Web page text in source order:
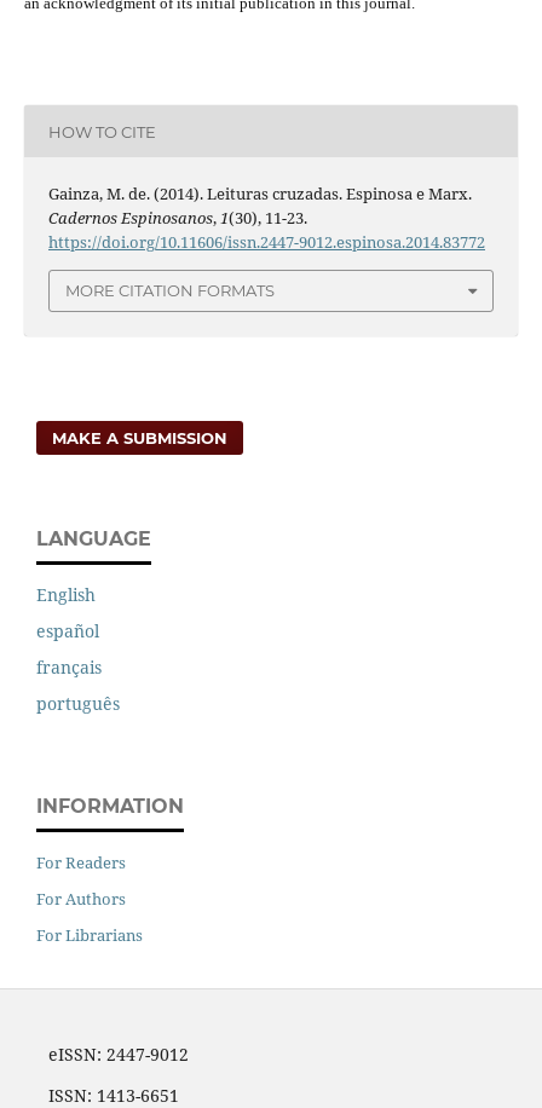
HOW TO CITE
Gainza, M. de. (2014). Leituras cruzadas. Espinosa e Marx.
Cadernos Espinosanos,1(30), 11-23.
https://doi.org/10.11606/issn.2447-9012.espinosa.2014.83772
MORE CITATION FORMATS
MAKE A SUBMISSION
LANGUAGE
English
español
français
português
INFORMATION
For Readers
For Authors
For Librarians
eISSN: 2447-9012
ISSN: 1413-6651